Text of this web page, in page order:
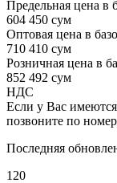
Предельная цена в
604 450 сум
Оптовая цена в
710 410 сум
Розничная цена в
852 492 сум
НДС
Если у Вас
позвоните по
Последняя
120